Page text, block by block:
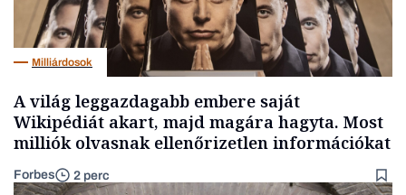
Milliárdosok
A világ leggazdagabb embere saját
Wikipédiát akart, majd magára hagyta. Most
milliók olvasnak ellenőrizetlen információkat
Forbes 2 perc